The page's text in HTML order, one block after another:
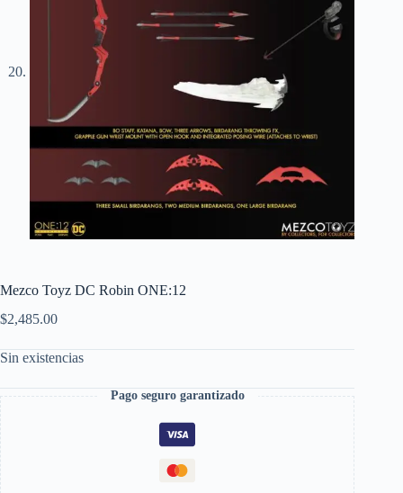
Mezco Toyz DC Robin ONE:12
$2,485.00
Sin existencias
Pago seguro garantizado